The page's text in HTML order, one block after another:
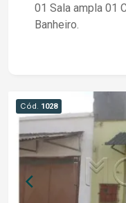
01 Sala ampla 01
Banheiro.
Cód. 1028